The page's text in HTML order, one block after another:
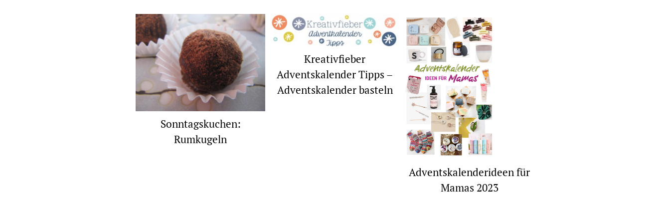
Sonntagskuchen:
Rumkugeln
Kreativfieber
Adventskalender Tipps –
Adventskalender basteln
Adventskalenderideen für
Mamas 2023